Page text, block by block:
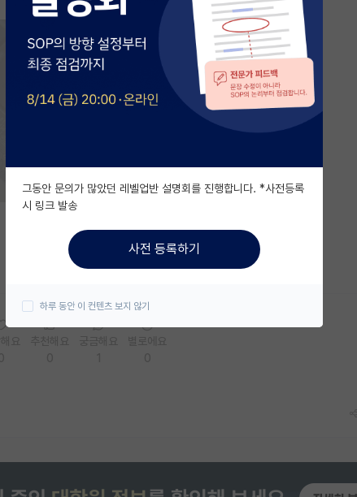
그동안 문의가 많았던 레벨업반 설명회를 진행합니다. *사전등록
시 링크 발송
사전 등록하기
하루 동안 이 컨텐츠 보지 않기